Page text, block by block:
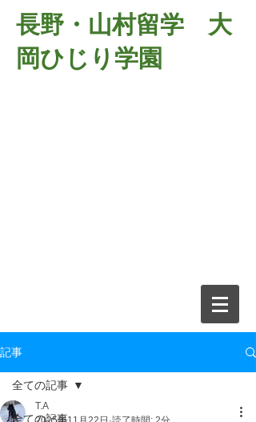
長野・山村留学 大
岡ひじり学園
記事
全ての記事
全ての記事
T.A